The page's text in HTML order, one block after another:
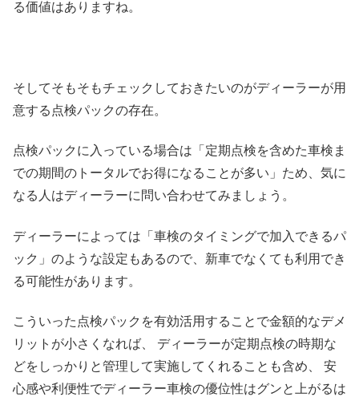
る価値はありますね。
そしてそもそもチェックしておきたいのがディーラーが用
意する点検パックの存在。
点検パックに入っている場合は「定期点検を含めた車検ま
での期間のトータルでお得になることが多い」ため、気に
なる人はディーラーに問い合わせてみましょう。
ディーラーによっては「車検のタイミングで加入できるパ
ック」のような設定もあるので、新車でなくても利用でき
る可能性があります。
こういった点検パックを有効活用することで金額的なデメ
リットが小さくなれば、 ディーラーが定期点検の時期な
どをしっかりと管理して実施してくれることも含め、 安
心感や利便性でディーラー車検の優位性はグンと上がるは